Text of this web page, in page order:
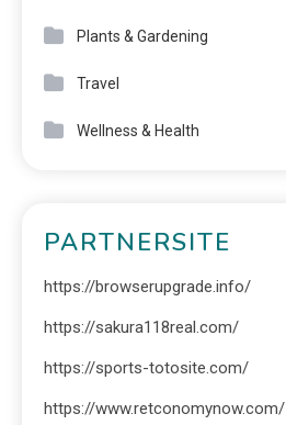
Plants & Gardening
Travel
Wellness & Health
PARTNERSITE
https://browserupgrade.info/
https://sakura118real.com/
https://sports-totosite.com/
https://www.retconomynow.com/